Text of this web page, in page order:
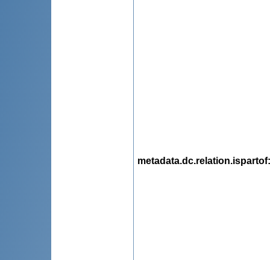
metadata.dc.relation.ispartof